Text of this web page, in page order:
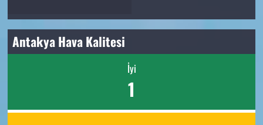
Antakya Hava Kalitesi
İyi
1